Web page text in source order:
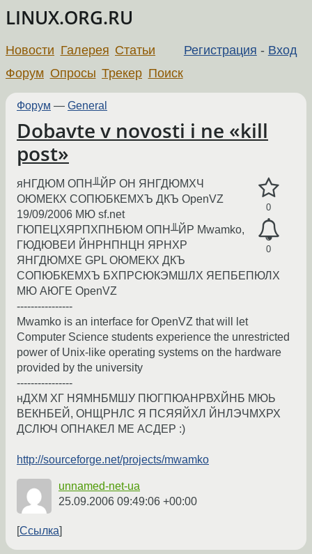
LINUX.ORG.RU
Регистрация - Вход
Новости Галерея Статьи
Форум Опросы Трекер Поиск
Форум — General
Dobavte v novosti i ne «kill
post»
0
0
яНГДЮМ ОПН╨ЙР ОН ЯНГДЮМХЧ
ОЮМЕКХ СОПЮБКЕМХЪ ДКЪ OpenVZ
19/09/2006 МЮ sf.net
ГЮПЕЦХЯРПХПНБЮМ ОПН╨ЙР Mwamko,
ГЮДЮВЕИ ЙНРНПНЦН ЯРНХР
ЯНГДЮМХЕ GPL ОЮМЕКХ ДКЪ
СОПЮБКЕМХЪ БХПРСЮКЭМШЛХ ЯЕПБЕПЮЛХ
МЮ АЮГЕ OpenVZ
----------------
Mwamko is an interface for OpenVZ that will let
Computer Science students experience the unrestricted
power of Unix-like operating systems on the hardware
provided by the university
----------------
нДХМ ХГ НЯМНБМШУ ПЮГПЮАНРВХЙНБ МЮЬ
ВЕКНБЕЙ, ОНЩРНЛС Я ПСЯЯЙХЛ ЙНЛЭЧМХРХ
ДСЛЮЧ ОПНАКЕЛ МЕ АСДЕР :)
http://sourceforge.net/projects/mwamko
unnamed-net-ua
25.09.2006 09:49:06 +00:00
Ссылка